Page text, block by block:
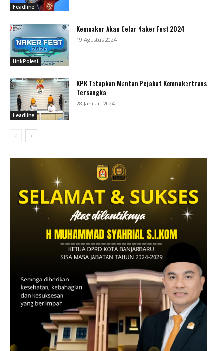
Headline
LinkPolesi
Kemnaker Akan Gelar Naker Fest 2024
19 Agustus 2024
Headline
KPK Tetapkan Mantan Pejabat Kemnakertrans
Tersangka
28 Januari 2024